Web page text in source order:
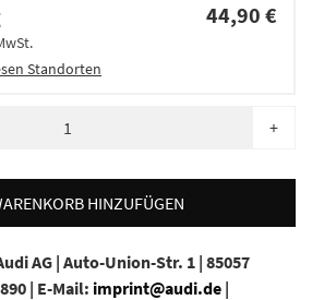
Standorten
44,90 €
+
HINZUFÜGEN
AG |Auto-Union-Str. 1 | 85057
| E-Mail: imprint@audi.de |